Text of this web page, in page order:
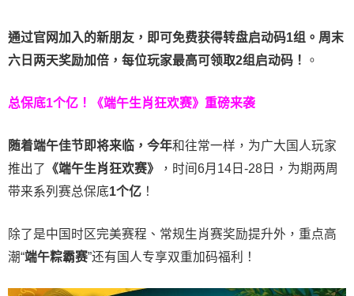
通过官网加入的新朋友，即可免费获得转盘启动码1组。周末
六日两天奖励加倍，每位玩家最高可领取2组启动码！
。
总保底1个亿！ 《端午生肖狂欢赛》重磅来袭
随着端午佳节即将来临，今年和往常一样，为广大国人玩家
推出了 《端午生肖狂欢赛》
，时间6月14日-28日，为期两周
带来系列赛总保底1个亿 ！
除了是中国时区完美赛程、常规生肖赛奖励提升外，重点高
潮“端午粽霸赛”还有国人专享双重加码福利！